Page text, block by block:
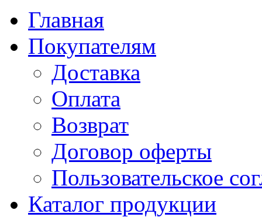
Главная
Покупателям
Доставка
Оплата
Возврат
Договор оферты
Пользовательское
Каталог продукции